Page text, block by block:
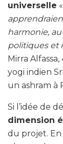
universelle «
harmonie,
politiques et
Mirra
yogi indien
un ashram à
Si l’idée de
dimension
du projet. En